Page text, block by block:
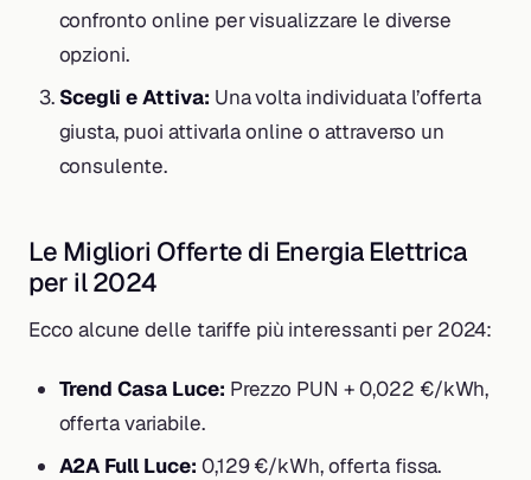
confronto online per visualizzare le diverse
opzioni.
Scegli e Attiva: Una volta individuata l’offerta
giusta, puoi attivarla online o attraverso un
consulente.
Le Migliori Offerte di Energia Elettrica
per il 2024
Ecco alcune delle tariffe più interessanti per 2024:
Trend Casa Luce: Prezzo PUN + 0,022 €/kWh,
offerta variabile.
A2A Full Luce: 0,129 €/kWh, offerta fissa.